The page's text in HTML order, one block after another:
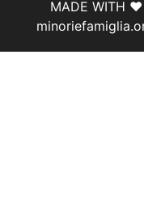
MADE WITH ♥